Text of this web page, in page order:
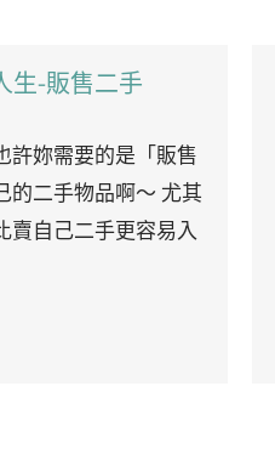
生-販售二手
許妳需要的是「販售
的二手物品啊～ 尤其
賣自己二手更容易入